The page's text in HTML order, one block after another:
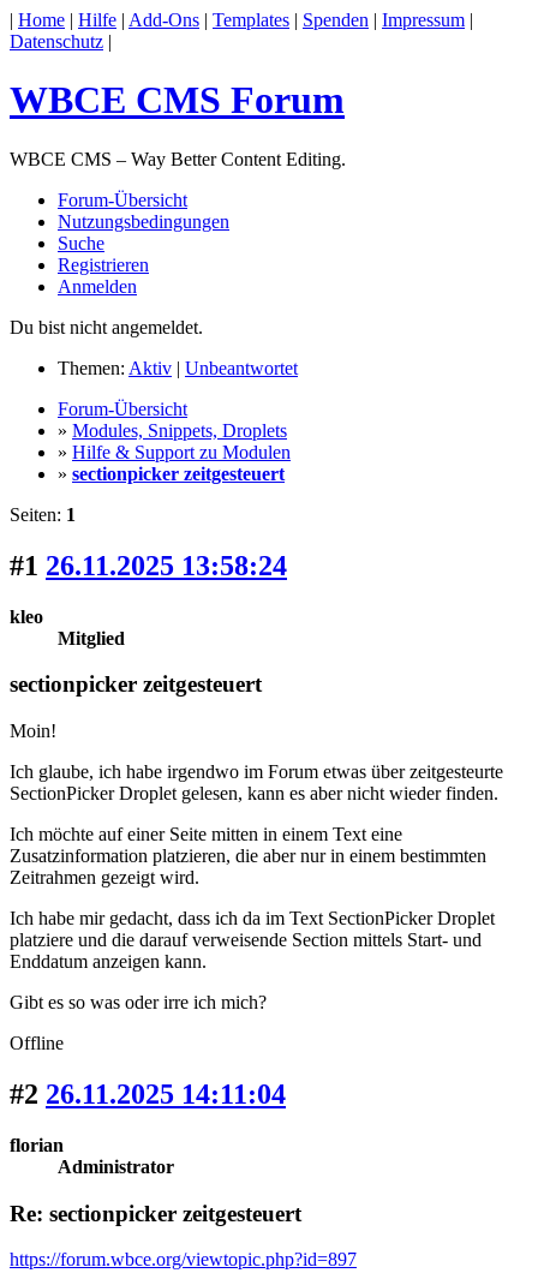
| Home | Hilfe | Add-Ons | Templates | Spenden | Impressum |
Datenschutz |
WBCE CMS Forum
WBCE CMS – Way Better Content Editing.
Forum-Übersicht
Nutzungsbedingungen
Suche
Registrieren
Anmelden
Du bist nicht angemeldet.
Themen: Aktiv | Unbeantwortet
Forum-Übersicht
» Modules, Snippets, Droplets
» Hilfe & Support zu Modulen
» sectionpicker zeitgesteuert
Seiten: 1
#1 26.11.2025 13:58:24
kleo
Mitglied
sectionpicker zeitgesteuert
Moin!
Ich glaube, ich habe irgendwo im Forum etwas über zeitgesteurte
SectionPicker Droplet gelesen, kann es aber nicht wieder finden.
Ich möchte auf einer Seite mitten in einem Text eine
Zusatzinformation platzieren, die aber nur in einem bestimmten
Zeitrahmen gezeigt wird.
Ich habe mir gedacht, dass ich da im Text SectionPicker Droplet
platziere und die darauf verweisende Section mittels Start- und
Enddatum anzeigen kann.
Gibt es so was oder irre ich mich?
Offline
#2 26.11.2025 14:11:04
florian
Administrator
Re: sectionpicker zeitgesteuert
https://forum.wbce.org/viewtopic.php?id=897